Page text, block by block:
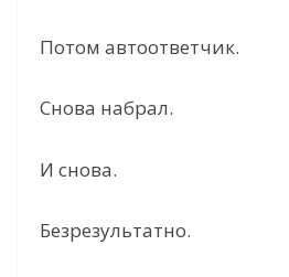
Потом автоответчик.
Снова набрал.
И снова.
Безрезультатно.